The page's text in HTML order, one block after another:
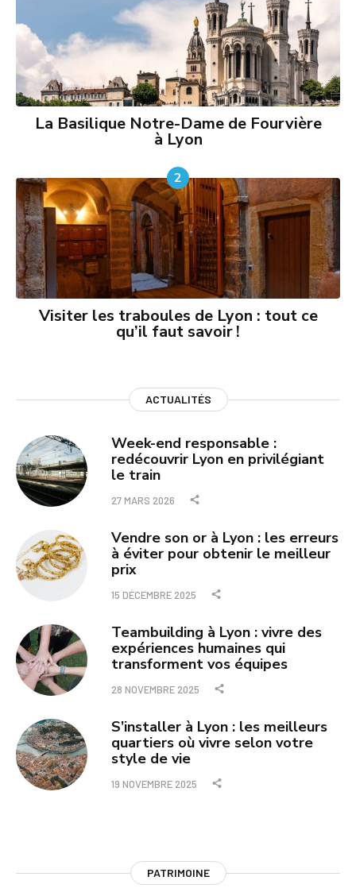
La Basilique Notre-Dame de Fourvière
à Lyon
2
Visiter les traboules de Lyon : tout ce
qu’il faut savoir !
ACTUALITÉS
Week-end responsable :
redécouvrir Lyon en privilégiant
le train
27 MARS 2026
Vendre son or à Lyon : les erreurs
à éviter pour obtenir le meilleur
prix
15 DÉCEMBRE 2025
Teambuilding à Lyon : vivre des
expériences humaines qui
transforment vos équipes
28 NOVEMBRE 2025
S’installer à Lyon : les meilleurs
quartiers où vivre selon votre
style de vie
19 NOVEMBRE 2025
PATRIMOINE